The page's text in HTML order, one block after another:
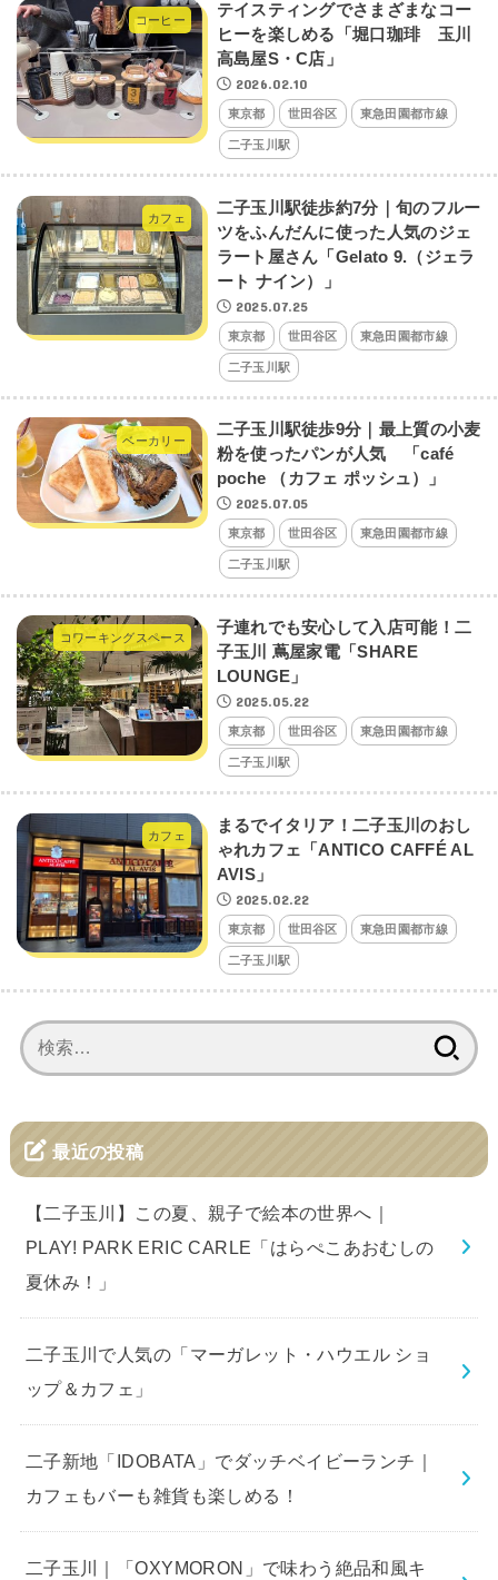
コーヒー
テイスティングでさまざまなコー
ヒーを楽しめる「堀口珈琲 玉川
高島屋S・C店」
2026.02.10
東京都 世田谷区 東急田園都市線
二子玉川駅
カフェ
二子玉川駅徒歩約7分｜旬のフルー
ツをふんだんに使った人気のジェ
ラート屋さん「Gelato 9.（ジェラ
ート ナイン）」
2025.07.25
東京都 世田谷区 東急田園都市線
二子玉川駅
ベーカリー
二子玉川駅徒歩9分｜最上質の小麦
粉を使ったパンが人気 「café
poche （カフェ ポッシュ）」
2025.07.05
東京都 世田谷区 東急田園都市線
二子玉川駅
コワーキングスペース
子連れでも安心して入店可能！二
子玉川 蔦屋家電「SHARE
LOUNGE」
2025.05.22
東京都 世田谷区 東急田園都市線
二子玉川駅
カフェ
まるでイタリア！二子玉川のおし
ゃれカフェ「ANTICO CAFFÉ AL
AVIS」
2025.02.22
東京都 世田谷区 東急田園都市線
二子玉川駅
索:
最近の投稿
【二子玉川】この夏、親子で絵本の世界へ｜
PLAY! PARK ERIC CARLE「はらぺこあおむしの
夏休み！」
二子玉川で人気の「マーガレット・ハウエル ショ
ップ＆カフェ」
二子新地「IDOBATA」でダッチベイビーランチ｜
カフェもバーも雑貨も楽しめる！
二子玉川｜「OXYMORON」で味わう絶品和風キ